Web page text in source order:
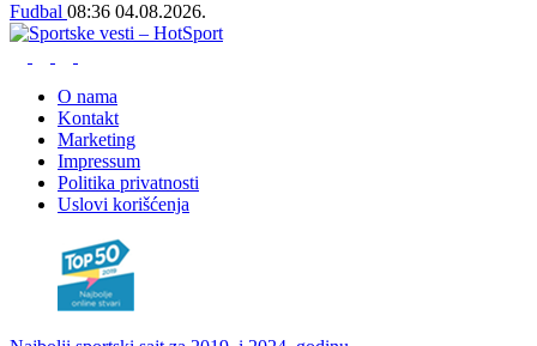
Fudbal 08:36 04.08.2026.
O nama
Kontakt
Marketing
Impressum
Politika privatnosti
Uslovi korišćenja